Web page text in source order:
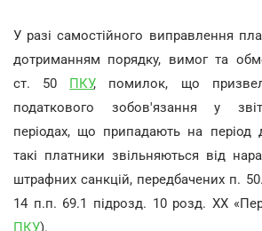
У разі самостійного виправлення
дотриманням порядку, вимог та
ст. 50 ПКУ, помилок, що
податкового зобов'язання у
періодах, що припадають на період
такі платники звільняються від
штрафних санкцій, передбачених п.
14 п.п. 69.1 підрозд. 10 розд. ХХ
ПКУ).